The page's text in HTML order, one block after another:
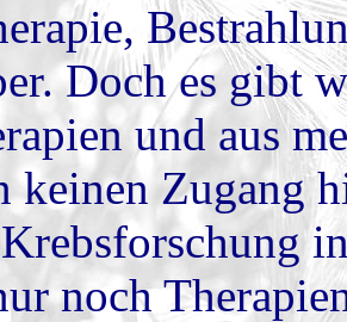
Doch es gibt
und aus
keinen Zugang
noch